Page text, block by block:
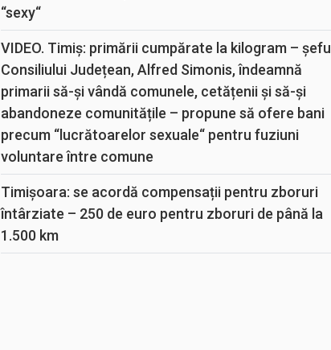
“sexy“
VIDEO. Timiș: primării cumpărate la kilogram – șeful
Consiliului Județean, Alfred Simonis, îndeamnă
primarii să-și vândă comunele, cetățenii și să-și
abandoneze comunitățile – propune să ofere bani
precum “lucrătoarelor sexuale“ pentru fuziuni
voluntare între comune
Timișoara: se acordă compensații pentru zboruri
întârziate – 250 de euro pentru zboruri de până la
1.500 km